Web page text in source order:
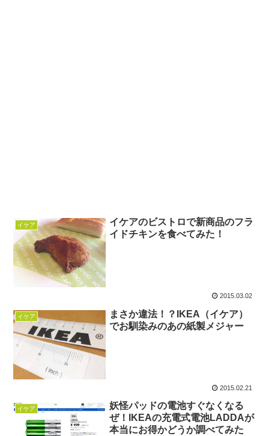
イケア
イケアのビストロで新商品のフラ
イドチキンを食べてみた！
2015.03.02
イケア
まさか違法！？IKEA（イケア）
でお馴染みのあの紙製メジャー
2015.02.21
イケア
妖怪パッドの電池すぐなくなる
ぜ！IKEAの充電式電池LADDAが
本当にお得かどうか調べてみた